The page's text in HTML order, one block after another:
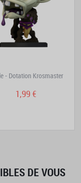
- Dotation Krosmaster
1,99 €
DE VOUS